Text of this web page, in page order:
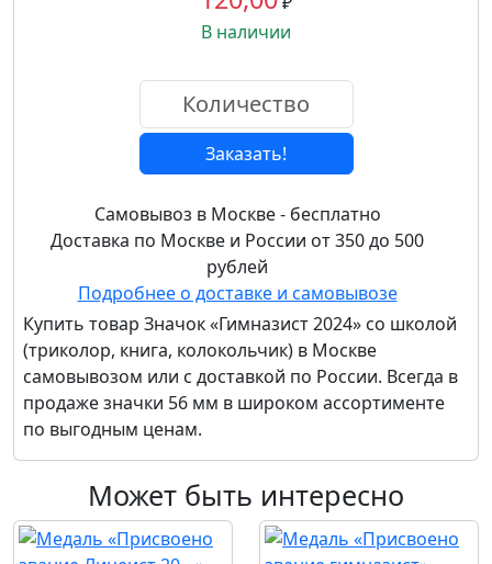
В наличии
Заказать!
Самовывоз в Москве - бесплатно
Доставка по Москве и России от 350 до 500
рублей
Подробнее о доставке и самовывозе
Купить товар Значок «Гимназист 2024» со школой
(триколор, книга, колокольчик) в Москве
самовывозом или с доставкой по России. Всегда в
продаже значки 56 мм в широком ассортименте
по выгодным ценам.
Может быть интересно